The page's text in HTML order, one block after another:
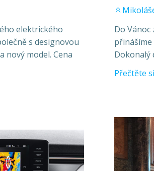
elektrického
s designovou
nový model. Cena
Do
Dokonalý
Přečtěte